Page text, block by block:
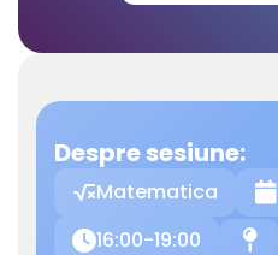
Despre sesiune:
Matematica 
16:00-19:00 📍